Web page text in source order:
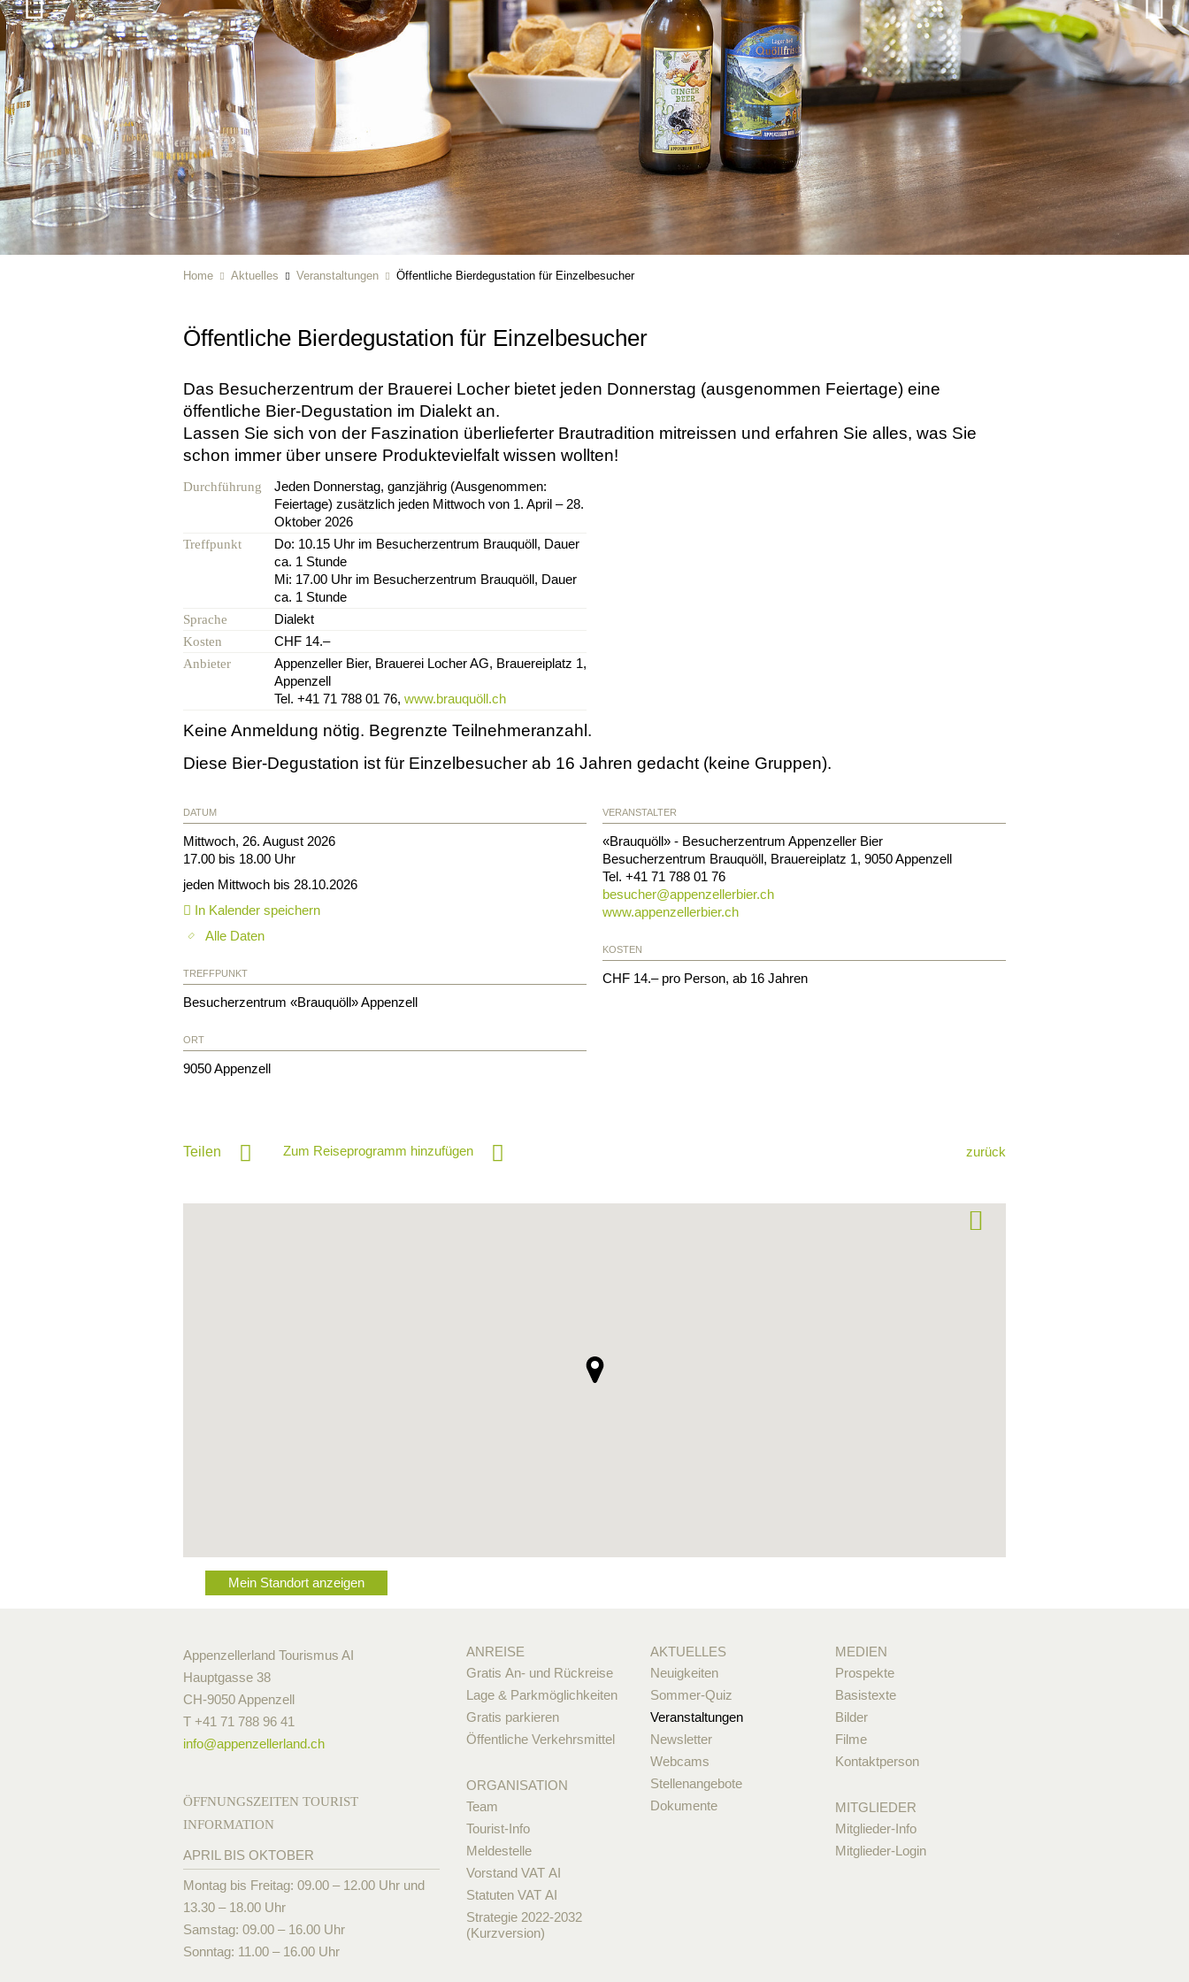
Home Aktuelles Veranstaltungen Öffentliche Bierdegustation für Einzelbesucher
Öffentliche Bierdegustation für Einzelbesucher
Das Besucherzentrum der Brauerei Locher bietet jeden Donnerstag (ausgenommen Feiertage) eine
öffentliche Bier-Degustation im Dialekt an.
Lassen Sie sich von der Faszination überlieferter Brautradition mitreissen und erfahren Sie alles, was Sie
schon immer über unsere Produktevielfalt wissen wollten!
Durchführung
Jeden Donnerstag, ganzjährig (Ausgenommen:
Feiertage) zusätzlich jeden Mittwoch von 1. April – 28.
Oktober 2026
Treffpunkt
Do: 10.15 Uhr im Besucherzentrum Brauquöll, Dauer
ca. 1 Stunde
Mi: 17.00 Uhr im Besucherzentrum Brauquöll, Dauer
ca. 1 Stunde
Sprache Dialekt
Kosten CHF 14.–
Anbieter
Appenzeller Bier, Brauerei Locher AG, Brauereiplatz 1,
Appenzell
Tel. +41 71 788 01 76, www.brauquöll.ch
Keine Anmeldung nötig. Begrenzte Teilnehmeranzahl.
Diese Bier-Degustation ist für Einzelbesucher ab 16 Jahren gedacht (keine Gruppen).
DATUM
Mittwoch, 26. August 2026
17.00 bis 18.00 Uhr
jeden Mittwoch bis 28.10.2026
In Kalender speichern
Alle Daten
TREFFPUNKT
Besucherzentrum «Brauquöll» Appenzell
ORT
9050Appenzell
VERANSTALTER
«Brauquöll» - Besucherzentrum Appenzeller Bier
Besucherzentrum Brauquöll, Brauereiplatz 1,9050Appenzell
Tel.+41 71 788 01 76
besucher@appenzellerbier.ch
www.appenzellerbier.ch
KOSTEN
CHF 14.– pro Person, ab 16 Jahren
Teilen Zum Reiseprogramm hinzufügen zurück
Mein Standort anzeigen
Appenzellerland Tourismus AI
Hauptgasse 38
CH-9050 Appenzell
T +41 71 788 96 41
info@appenzellerland.ch
ÖFFNUNGSZEITEN TOURIST
INFORMATION
APRIL BIS OKTOBER
Montag bis Freitag: 09.00 – 12.00 Uhr und
13.30 – 18.00 Uhr
Samstag: 09.00 – 16.00 Uhr
Sonntag: 11.00 – 16.00 Uhr
ANREISE
Gratis An- und Rückreise
Lage & Parkmöglichkeiten
Gratis parkieren
Öffentliche Verkehrsmittel
ORGANISATION
Team
Tourist-Info
Meldestelle
Vorstand VAT AI
Statuten VAT AI
Strategie 2022-2032
(Kurzversion)
AKTUELLES
Neuigkeiten
Sommer-Quiz
Veranstaltungen
Newsletter
Webcams
Stellenangebote
Dokumente
MEDIEN
Prospekte
Basistexte
Bilder
Filme
Kontaktperson
MITGLIEDER
Mitglieder-Info
Mitglieder-Login